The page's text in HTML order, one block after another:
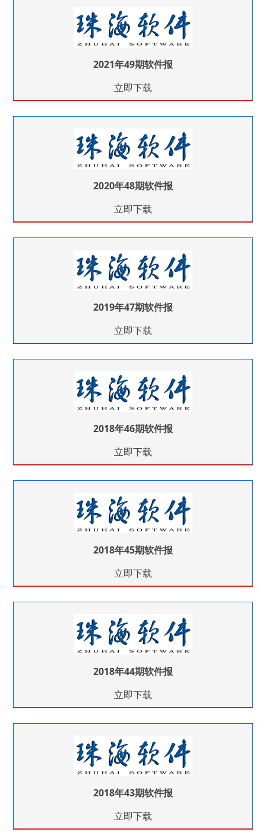
2021年49期软件报
立即下载
2020年48期软件报
立即下载
2019年47期软件报
立即下载
2018年46期软件报
立即下载
2018年45期软件报
立即下载
2018年44期软件报
立即下载
2018年43期软件报
立即下载